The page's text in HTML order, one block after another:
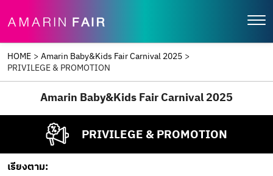
HOME > Amarin Baby&Kids Fair Carnival 2025 >
PRIVILEGE & PROMOTION
Amarin Baby&Kids Fair Carnival 2025
PRIVILEGE & PROMOTION
เรียงตาม: